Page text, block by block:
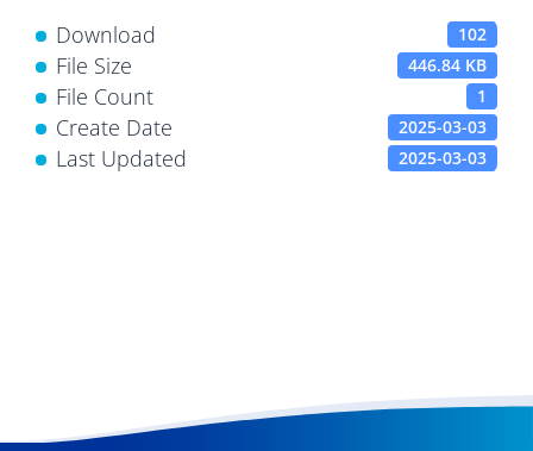
Download 102
File Size 446.84 KB
File Count 1
Create Date 2025-03-03
Last Updated 2025-03-03